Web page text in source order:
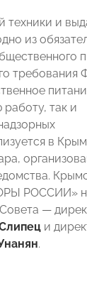
техники и
из
требования
так и
в
РОССИИ»
—
и
.